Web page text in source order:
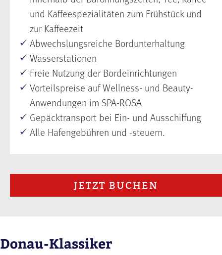
und Kaffeespezialitäten zum Frühstück und
zur Kaffeezeit
Abwechslungsreiche Bordunterhaltung
Wasserstationen
Freie Nutzung der Bordeinrichtungen
Vorteilspreise auf Wellness- und Beauty-
Anwendungen im SPA-ROSA
Gepäcktransport bei Ein- und Ausschiffung
Alle Hafengebühren und -steuern.
JETZT BUCHEN
Donau-Klassiker